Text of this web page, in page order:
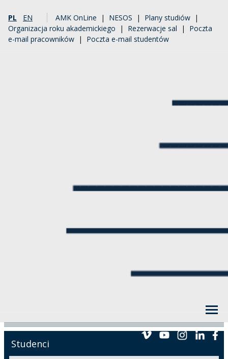
PL EN AMK OnLine | NESOS | Plany studiów |
Organizacja roku akademickiego | Rezerwacje sal | Poczta
e-mail pracowników | Poczta e-mail studentów
Studenci